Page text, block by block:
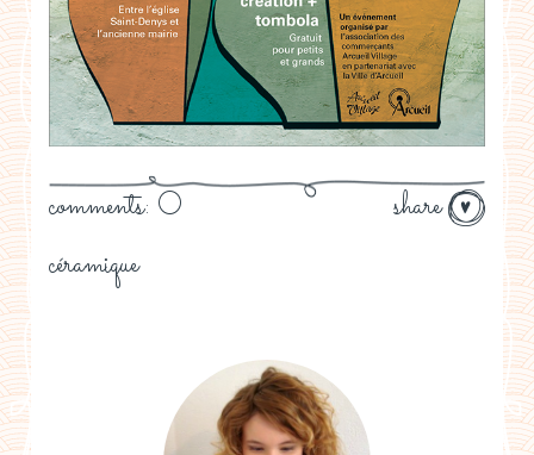
share
comments: 0
céramique